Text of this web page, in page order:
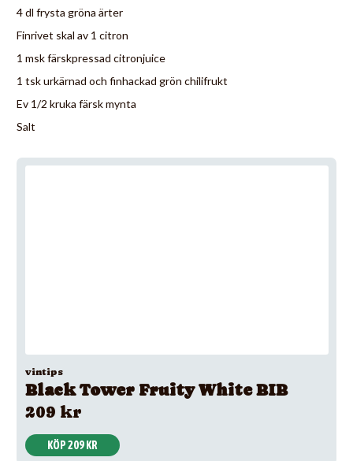
4 dl frysta gröna ärter
Finrivet skal av 1 citron
1 msk färskpressad citronjuice
1 tsk urkärnad och finhackad grön chilifrukt
Ev 1/2 kruka färsk mynta
Salt
vintips
Black Tower Fruity White BIB
209 kr
KÖP 209 KR